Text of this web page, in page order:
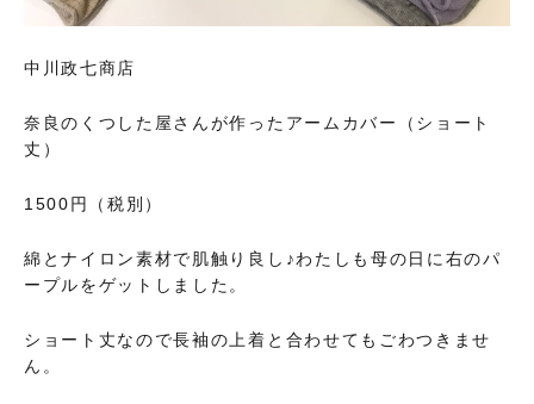
中川政七商店
奈良のくつした屋さんが作ったアームカバー（ショート
丈）
1500円（税別）
綿とナイロン素材で肌触り良し♪わたしも母の日に右のパ
ープルをゲットしました。
ショート丈なので長袖の上着と合わせてもごわつきませ
ん。